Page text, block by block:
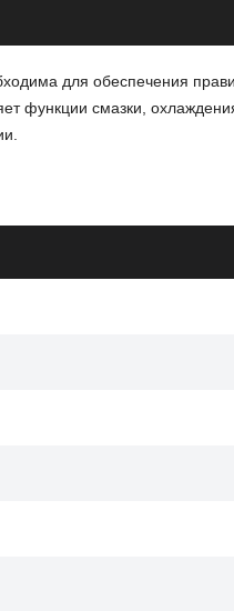
для обеспечения
функции смазки,
что указывает на износ
в нестабильной
трансмиссии